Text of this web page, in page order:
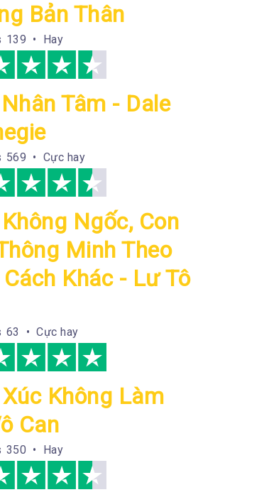
Bản Thân
139 • Hay
Tâm - Dale
569 • Cực hay
Ngốc, Con
Minh Theo
Khác - Lư Tô
63 • Cực hay
Không Làm
Can
350 • Hay